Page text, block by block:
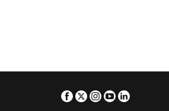
Facebook
TwitterInstagram
Youtube